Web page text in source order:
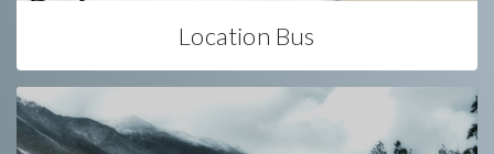
Location Bus